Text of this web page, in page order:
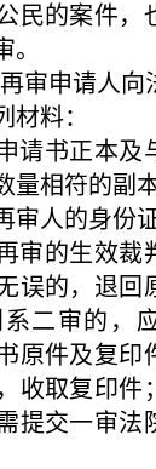
民的案件，
审申请人向
料：
书正本及
相符的副本
人的身份证
的生效裁
误的，退回
二审的，
原件及复印
收取复印件
提交一审法